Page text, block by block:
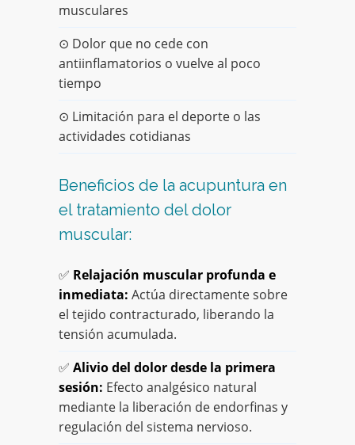
musculares
⊙ Dolor que no cede con
antiinflamatorios o vuelve al poco
tiempo
⊙ Limitación para el deporte o las
actividades cotidianas
Beneficios de la acupuntura en
el tratamiento del dolor
muscular:
✅ Relajación muscular profunda e
inmediata: Actúa directamente sobre
el tejido contracturado, liberando la
tensión acumulada.
✅ Alivio del dolor desde la primera
sesión: Efecto analgésico natural
mediante la liberación de endorfinas y
regulación del sistema nervioso.